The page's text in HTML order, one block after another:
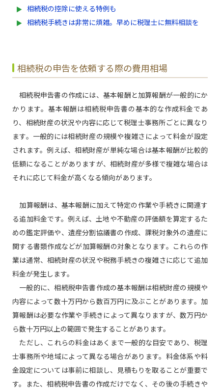
相続税の控除に使える特例も
相続税手続きは非常に煩雑。早めに税理士に無料相談を
相続税の申告を依頼する際の費用相場
相続税申告書の作成には、基本報酬と加算報酬が一般的にか
かります。基本報酬は相続税申告書の基本的な作成料金であ
り、相続財産の状況や内容に応じて税理士事務所ごとに異なり
ます。一般的には相続財産の規模や複雑さによって料金が設定
されます。例えば、相続財産が単純な場合は基本報酬が比較的
低額になることがありますが、相続財産が多様で複雑な場合は
それに応じて料金が高くなる傾向があります。
加算報酬は、基本報酬に加えて特定の作業や手続きに関連す
る追加料金です。例えば、土地や不動産の評価額を算定するた
めの鑑定評価や、遺産分割協議書の作成、課税対象外の遺産に
関する書類作成などが加算報酬の対象となります。これらの作
業は通常、相続財産の状況や税務手続きの複雑さに応じて追加
料金が発生します。
一般的に、相続税申告書作成の基本報酬は相続財産の規模や
内容によって数十万円から数百万円に及ぶことがあります。加
算報酬は必要な作業や手続きによって異なりますが、数万円か
ら数十万円以上の範囲で発生することがあります。
ただし、これらの料金はあくまで一般的な目安であり、税理
士事務所や地域によって異なる場合があります。料金体系や料
金設定については事前に相談し、見積もりを取ることが重要で
す。また、相続税申告書の作成だけでなく、その後の手続きや